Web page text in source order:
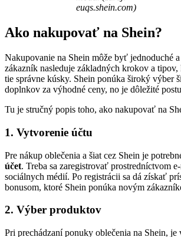
euqs.shein.com)
Ako nakupovať na Shein?
Nakupovanie na Shein môže byť jednoduché
zákazník nasleduje základných krokov a
tie správne kúsky. Shein ponúka široký výber
doplnkov za výhodné ceny, no je dôležité
Tu je stručný popis toho, ako nakupovať na
1. Vytvorenie účtu
Pre nákup oblečenia a šiat cez Shein je
účet. Treba sa zaregistrovať prostredníctvom
sociálnych médií. Po registrácii sa dá získať
bonusom, ktoré Shein ponúka novým
2. Výber produktov
Pri prechádzaní ponuky oblečenia na Shein, je